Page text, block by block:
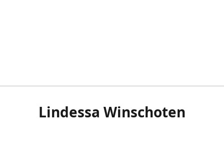
Lindessa Winschoten